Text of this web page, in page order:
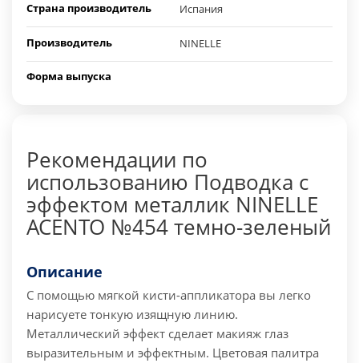
Страна производитель Испания
Производитель NINELLE
Форма выпуска
Рекомендации по
использованию Подводка с
эффектом металлик NINELLE
ACENTO №454 темно-зеленый
Описание
С помощью мягкой кисти-аппликатора вы легко
нарисуете тонкую изящную линию.
Металлический эффект сделает макияж глаз
выразительным и эффектным. Цветовая палитра